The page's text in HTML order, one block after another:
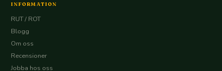
INFORMATION
RUT / ROT
Blogg
Om oss
Recensioner
Jobba hos oss